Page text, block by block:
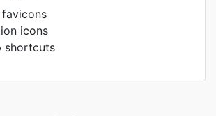
icons
shortcuts